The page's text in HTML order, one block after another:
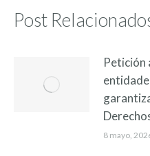
Post
Petición
8 mayo,